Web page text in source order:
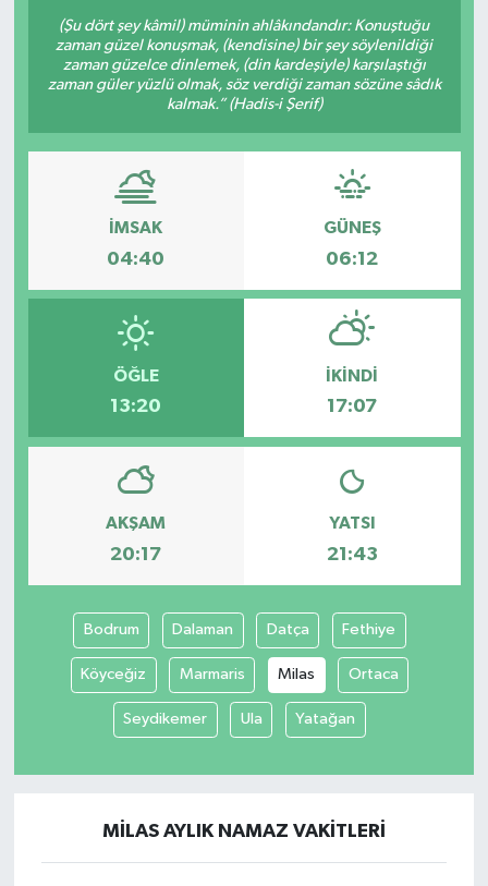
(Şu dört şey kâmil) müminin ahlâkındandır: Konuştuğu
zaman güzel konuşmak, (kendisine) bir şey söylenildiği
zaman güzelce dinlemek, (din kardeşiyle) karşılaştığı
zaman güler yüzlü olmak, söz verdiği zaman sözüne sâdık
kalmak.” (Hadis-i Şerif)
İMSAK
04:40
GÜNEŞ
06:12
ÖĞLE
13:20
İKINDI
17:07
AKŞAM
20:17
YATSI
21:43
Bodrum Dalaman Datça Fethiye
Köyceğiz Marmaris Milas Ortaca
Seydikemer Ula Yatağan
MILAS AYLIK NAMAZ VAKITLERI